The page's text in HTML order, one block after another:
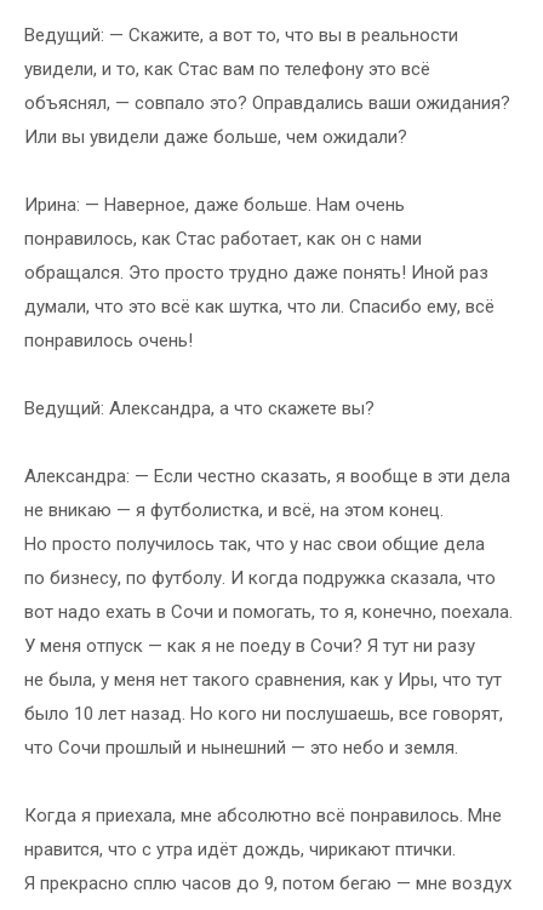
Ведущий: — Скажите, а вот то, что вы в реальности
увидели, и то, как Стас вам по телефону это всё
объяснял, — совпало это? Оправдались ваши ожидания?
Или вы увидели даже больше, чем ожидали?
Ирина: — Наверное, даже больше. Нам очень
понравилось, как Стас работает, как он с нами
обращался. Это просто трудно даже понять! Иной раз
думали, что это всё как шутка, что ли. Спасибо ему, всё
понравилось очень!
Ведущий: Александра, а что скажете вы?
Александра: — Если честно сказать, я вообще в эти дела
не вникаю — я футболистка, и всё, на этом конец.
Но просто получилось так, что у нас свои общие дела
по бизнесу, по футболу. И когда подружка сказала, что
вот надо ехать в Сочи и помогать, то я, конечно, поехала.
У меня отпуск — как я не поеду в Сочи? Я тут ни разу
не была, у меня нет такого сравнения, как у Иры, что тут
было 10 лет назад. Но кого ни послушаешь, все говорят,
что Сочи прошлый и нынешний — это небо и земля.
Когда я приехала, мне абсолютно всё понравилось. Мне
нравится, что с утра идёт дождь, чирикают птички.
Я прекрасно сплю часов до 9, потом бегаю — мне воздух